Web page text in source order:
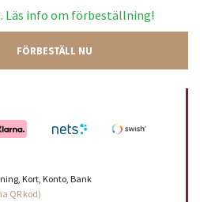
Läs info om förbeställning!
FÖRBESTÄLL NU
Kort, Konto, Bank
QR kod)